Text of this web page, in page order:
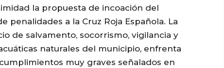
la propuesta de incoación del
penalidades a la Cruz Roja Española. La
de salvamento, socorrismo, vigilancia y
naturales del municipio, enfrenta
muy graves señalados en